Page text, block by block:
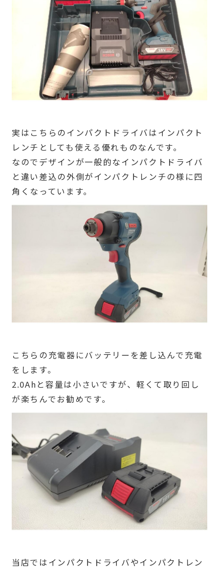
実はこちらのインパクトドライバはインパクト
レンチとしても使える優れものなんです。
なのでデザインが一般的なインパクトドライバ
と違い差込の外側がインパクトレンチの様に四
角くなっています。
こちらの充電器にバッテリーを差し込んで充電
をします。
2.0Ahと容量は小さいですが、軽くて取り回し
が楽ちんでお勧めです。
当店ではインパクトドライバやインパクトレン